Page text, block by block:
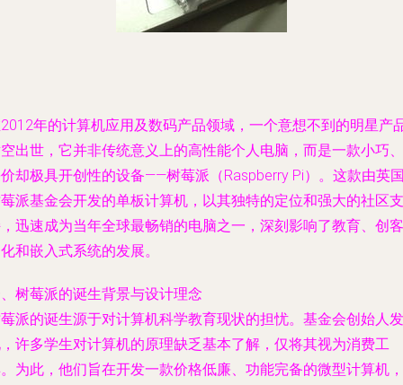
年的计算机应用及数码产品领域，一个意想不到的明星产
出世，它并非传统意义上的高性能个人电脑，而是一款小巧、
却极具开创性的设备——树莓派（Raspberry Pi）。这款由英
派基金会开发的单板计算机，以其独特的定位和强大的社区支
迅速成为当年全球最畅销的电脑之一，深刻影响了教育、创客
和嵌入式系统的发展。
树莓派的诞生背景与设计理念
派的诞生源于对计算机科学教育现状的担忧。基金会创始人发
许多学生对计算机的原理缺乏基本了解，仅将其视为消费工
为此，他们旨在开发一款价格低廉、功能完备的微型计算机，